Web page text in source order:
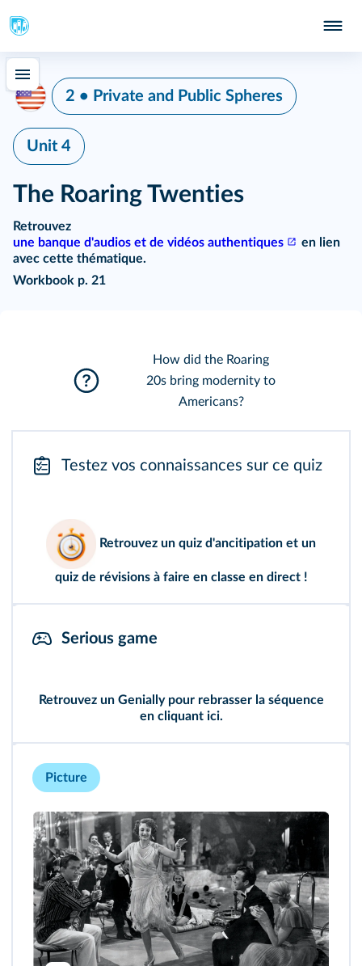
2 • Private and Public Spheres
Unit 4
The Roaring Twenties
Retrouvez
une banque d'audios et de vidéos authentiques
en lien
avec cette thématique.
Workbook p. 21
How did the Roaring
20s bring modernity to
Americans?
Testez vos connaissances sur ce quiz
Retrouvez un quiz d'ancitipation et un
quiz de révisionsà faire en classe en direct !
Serious game
Retrouvez un Genially pour rebrasser la séquence
en cliquant ici.
Picture